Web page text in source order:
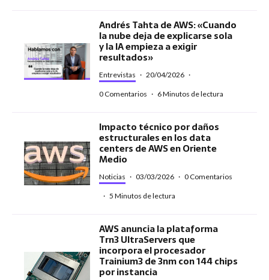
Andrés Tahta de AWS: «Cuando
la nube deja de explicarse sola
y la IA empieza a exigir
resultados»
Entrevistas · 20/04/2026 ·
0 Comentarios · 6 Minutos de lectura
Impacto técnico por daños
estructurales en los data
centers de AWS en Oriente
Medio
Noticias · 03/03/2026 · 0 Comentarios
· 5 Minutos de lectura
AWS anuncia la plataforma
Trn3 UltraServers que
incorpora el procesador
Trainium3 de 3nm con 144 chips
por instancia